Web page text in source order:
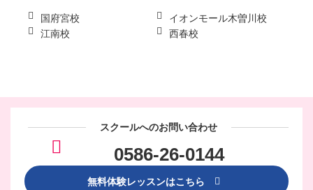
国府宮校
イオンモール木曽川校
江南校
西春校
スクールへのお問い合わせ
0586-26-0144
無料体験レッスンはこちら